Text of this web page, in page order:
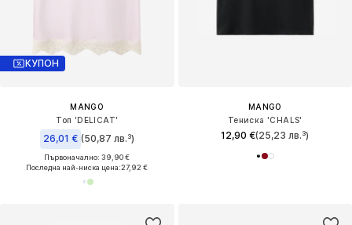
КУПОН
MANGO
Топ 'DELICAT'
26,01 € (50,87 лв.³)
Първоначално: 39,90 €
Последна най-ниска цена:27,92 €
MANGO
Тениска 'CHALS'
12,90 €(25,23 лв.³)